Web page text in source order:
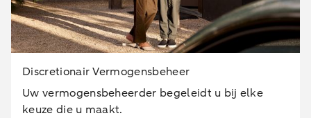
Discretionair Vermogensbeheer
Uw vermogensbeheerder begeleidt u bij elke
keuze die u maakt.